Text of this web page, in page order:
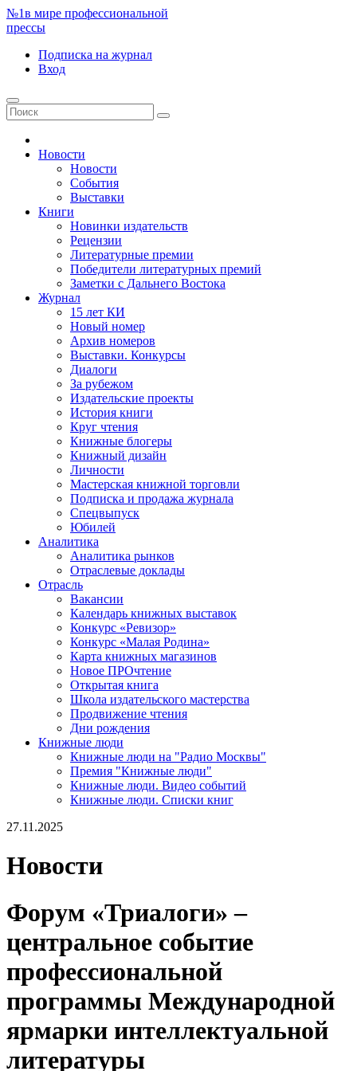
№1в мире профессиональной
прессы
Подписка на журнал
Вход
Новости
Новости
События
Выставки
Книги
Новинки издательств
Рецензии
Литературные премии
Победители литературных премий
Заметки с Дальнего Востока
Журнал
15 лет КИ
Новый номер
Архив номеров
Выставки. Конкурсы
Диалоги
За рубежом
Издательские проекты
История книги
Круг чтения
Книжные блогеры
Книжный дизайн
Личности
Мастерская книжной торговли
Подписка и продажа журнала
Спецвыпуск
Юбилей
Аналитика
Аналитика рынков
Отраслевые доклады
Отрасль
Вакансии
Календарь книжных выставок
Конкурс «Ревизор»
Конкурс «Малая Родина»
Карта книжных магазинов
Новое ПРОчтение
Открытая книга
Школа издательского мастерства
Продвижение чтения
Дни рождения
Книжные люди
Книжные люди на "Радио Москвы"
Премия "Книжные люди"
Книжные люди. Видео событий
Книжные люди. Списки книг
27.11.2025
Новости
Форум «Триалоги» –
центральное событие
профессиональной
программы Международной
ярмарки интеллектуальной
литературы